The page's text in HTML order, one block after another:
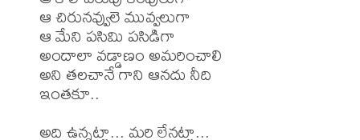
ఆ చిరునవ్వులె మువ్వలుగా
ఆ మేని పసిమి పసిడిగా
అందాలా వడ్డాణం అమరించాలి
అని తలచానే గాని ఆనదు నీది
ఇంతకూ..
అది ఉన్నట్టా... మరి లేనట్టా...